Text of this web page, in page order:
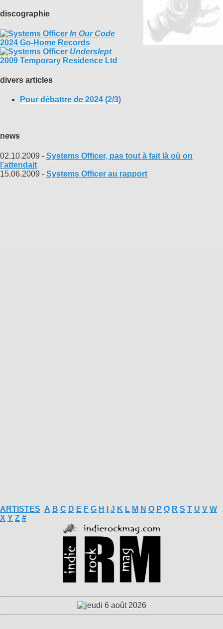
discographie
In Our Code
2024 Go-Home Records
Underslept
2009 Temporary Residence Ltd
divers articles
Pour débattre de 2024 (2/3)
news
02.10.2009 - Systems Officer, pas tout à fait là où on
l’attendait
15.06.2009 - Systems Officer au rapport
ARTISTES A B C D E F G H J K L M N O P Q R S T U V W
X Y Z #